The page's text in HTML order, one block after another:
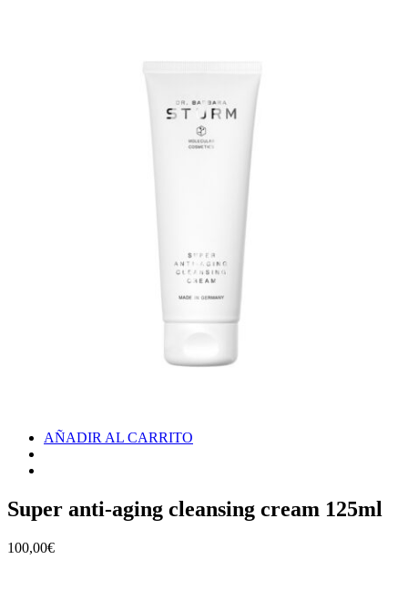
AÑADIR AL CARRITO
Super anti-aging cleansing cream 125ml
100,00€